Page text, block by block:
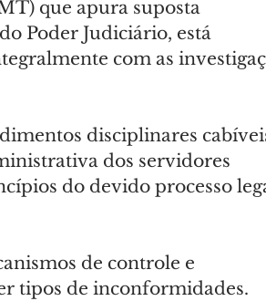
que apura suposta
Poder Judiciário, está
com as
disciplinares
dos servidores
do devido processo
de controle e
tipos de inconformidades.